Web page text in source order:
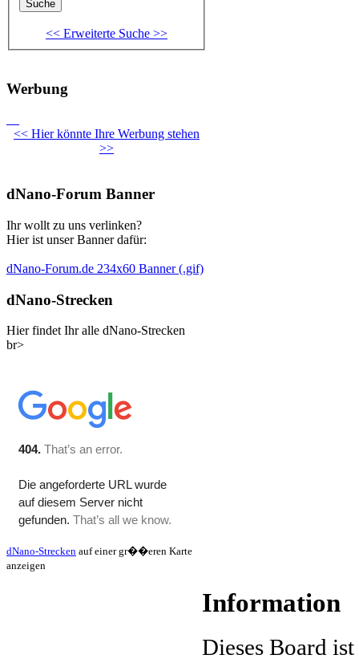
<< Erweiterte Suche >>
Werbung
<< Hier könnte Ihre Werbung stehen
>>
dNano-Forum Banner
Ihr wollt zu uns verlinken?
Hier ist unser Banner dafür:
dNano-Forum.de 234x60 Banner (.gif)
dNano-Strecken
Hier findet Ihr alle dNano-Strecken
br>
dNano-Strecken auf einer gr��eren Karte
anzeigen
Information
Dieses Board